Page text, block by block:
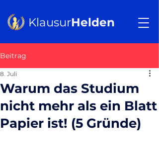
KlausurHelden
Beitrag
Warum das Studium
nicht mehr als ein Blatt
Papier ist! (5 Gründe)
8. Juli